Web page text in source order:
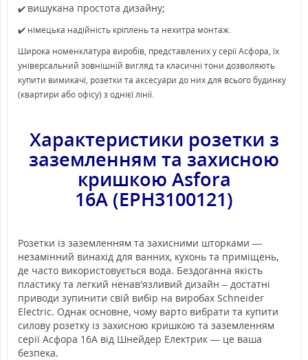
✔️ вишукана простота дизайну;
✔️ німецька надійність кріплень та нехитра монтаж.
Широка номенклатура виробів, представлених у серії Асфора, їх
універсальний зовнішній вигляд та класичні тони дозволяють
купити вимикачі, розетки та аксесуари до них для всього будинку
(квартири або офісу) з однієї лінії.
Характеристики розетки з
заземленням та захисною
кришкою Asfora
16А (EPH3100121)
Розетки із заземленням та захисними шторками —
незамінний винахід для ванних, кухонь та приміщень,
де часто використовується вода. Бездоганна якість
пластику та легкий ненав'язливий дизайн – достатні
приводи зупинити свій вибір на виробах Schneider
Electric. Однак основне, чому варто вибрати та купити
силову розетку із захисною кришкою та заземленням
серії Асфора 16А від Шнейдер Електрик — це ваша
безпека.